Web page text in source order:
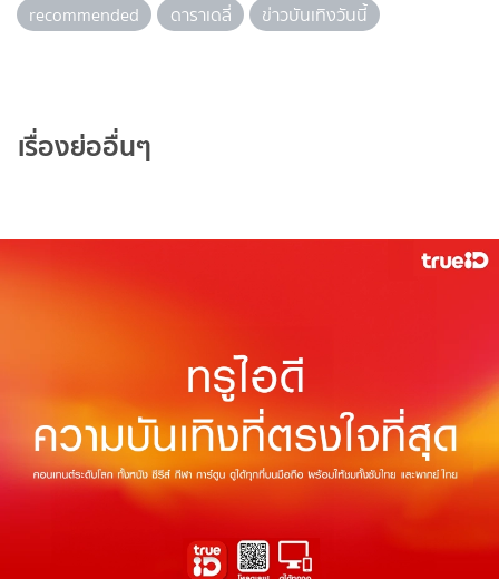
recommended
ดาราเดลี่ ข่าวบันเทิงวันนี้
เรื่องย่ออื่นๆ